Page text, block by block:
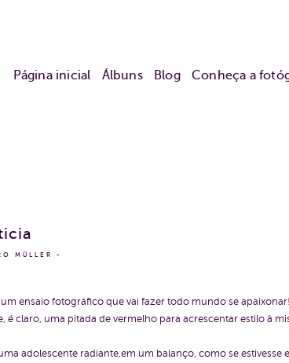
Página inicial Álbuns Blog Conheça a
MÜLLER
ensaio fotográfico que vai fazer todo mundo se
é claro, uma pitada de vermelho para acrescentar estilo à
adolescente radiante,em um balanço, como se